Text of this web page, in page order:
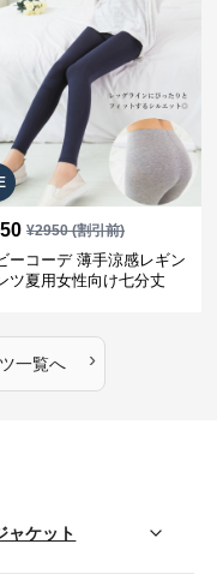
¥2950(割引前)
ーコーデ 薄手涼感レギン
ツ夏用女性向け七分丈
一覧へ ›
ャケット